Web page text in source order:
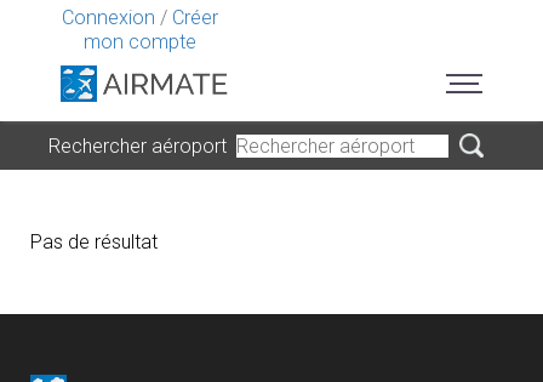
Connexion / Créer
mon compte
Rechercher aéroport
Pas de résultat